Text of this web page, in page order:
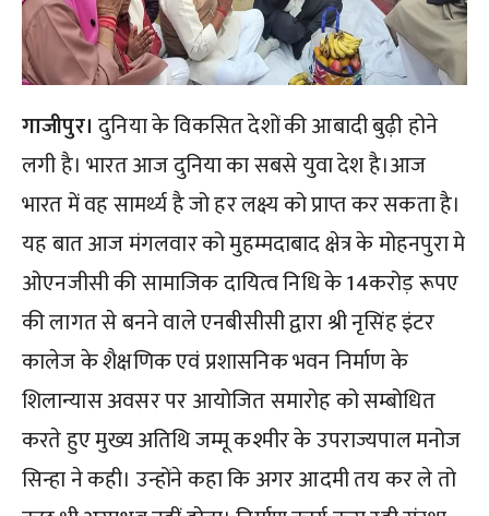
गाजीपुर। दुनिया के विकसित देशों की आबादी बुढ़ी होने
लगी है। भारत आज दुनिया का सबसे युवा देश है।आज
भारत में वह सामर्थ्य है जो हर लक्ष्य को प्राप्त कर सकता है।
यह बात आज मंगलवार को मुहम्मदाबाद क्षेत्र के मोहनपुरा मे
ओएनजीसी की सामाजिक दायित्व निधि के 14करोड़ रूपए
की लागत से बनने वाले एनबीसीसी द्वारा श्री नृसिंह इंटर
कालेज के शैक्षणिक एवं प्रशासनिक भवन निर्माण के
शिलान्यास अवसर पर आयोजित समारोह को सम्बोधित
करते हुए मुख्य अतिथि जम्मू कश्मीर के उपराज्यपाल मनोज
सिन्हा ने कही। उन्होंने कहा कि अगर आदमी तय कर ले तो